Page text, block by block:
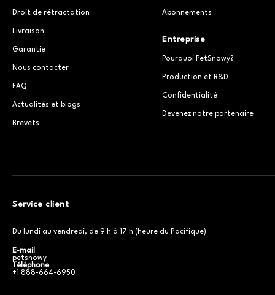
Droit de rétractation
Livraison
Garantie
Nous contacter
FAQ
Actualités et blogs
Brevets
Abonnements
Entreprise
Pourquoi PetSnowy?
Production et R&D
Confidentialité
Devenez notre partenaire
Service client
Du lundi au vendredi, de 9 h à 17 h (heure du Pacifique)
E-mail
petsnowy
Téléphone
+1 888-664-6950